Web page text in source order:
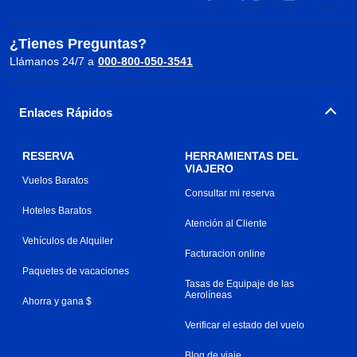
¿Tienes Preguntas?
Llámanos 24/7 a 000-800-050-3541
Enlaces Rápidos
RESERVA
Vuelos Baratos
Hoteles Baratos
Vehículos de Alquiler
Paquetes de vacaciones
Ahorra y gana $
HERRAMIENTAS DEL
VIAJERO
Consultar mi reserva
Atención al Cliente
Facturacion online
Tasas de Equipaje de las
Aerolíneas
Verificar el estado del vuelo